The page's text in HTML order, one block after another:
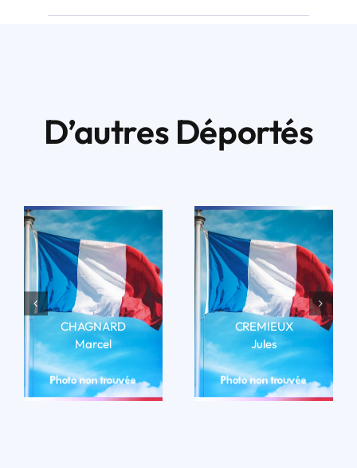
D’autres Déportés
CHAGNARD
Marcel
LIRE LA BIO
CREMIEUX
Jules
LIRE LA BIO